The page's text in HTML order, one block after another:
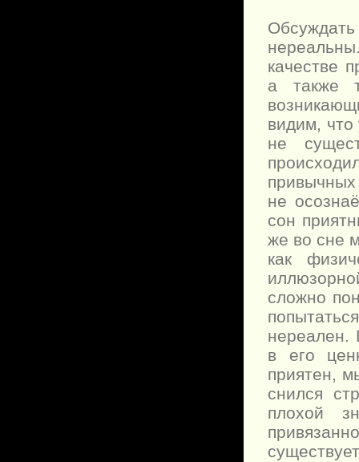
качестве
а также
видим,
не
не
сон
же во сне
как
сложно
нереален.
в его
приятен,
снился
плохой